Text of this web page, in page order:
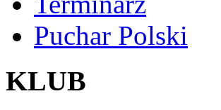
Puchar Polski
KLUB